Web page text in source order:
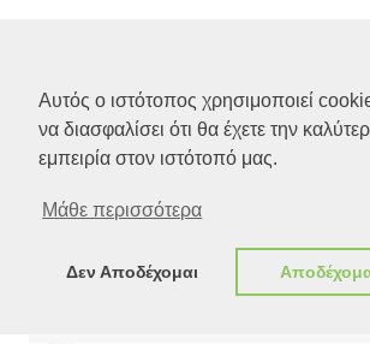
Αυτός ο ιστότοπος χρησιμοποιεί
να διασφαλίσει ότι θα έχετε την
εμπειρία στον ιστότοπό μας.
Μάθε περισσότερα
Δεν Αποδέχομαι
Special Features